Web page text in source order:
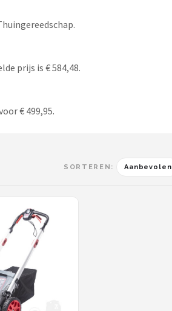
prijs is € 584,48.
€ 499,95.
SORTEREN: Aanbevolen